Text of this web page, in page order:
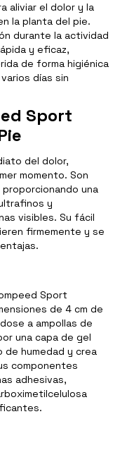
aliviar el dolor y la
la planta del pie.
durante la actividad
y eficaz,
de forma higiénica
días sin
Sport
del dolor,
momento. Son
una
y
visibles. Su fácil
firmemente y se
Sport
de 4 cm de
a ampollas de
una capa de gel
humedad y crea
componentes
adhesivas,